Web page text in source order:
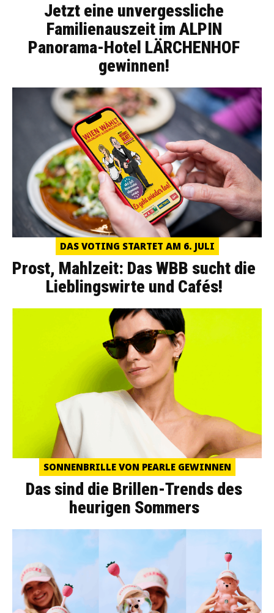
Jetzt eine unvergessliche
Familienauszeit im ALPIN
Panorama-Hotel LÄRCHENHOF
gewinnen!
DAS VOTING STARTET AM 6. JULI
Prost, Mahlzeit: Das WBB sucht die
Lieblingswirte und Cafés!
SONNENBRILLE VON PEARLE GEWINNEN
Das sind die Brillen-Trends des
heurigen Sommers